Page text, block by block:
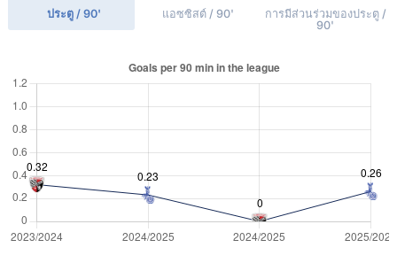
ประตู / 90' แอซซิสต์ / 90'
การมีส่วนร่วมของประตู /
90'